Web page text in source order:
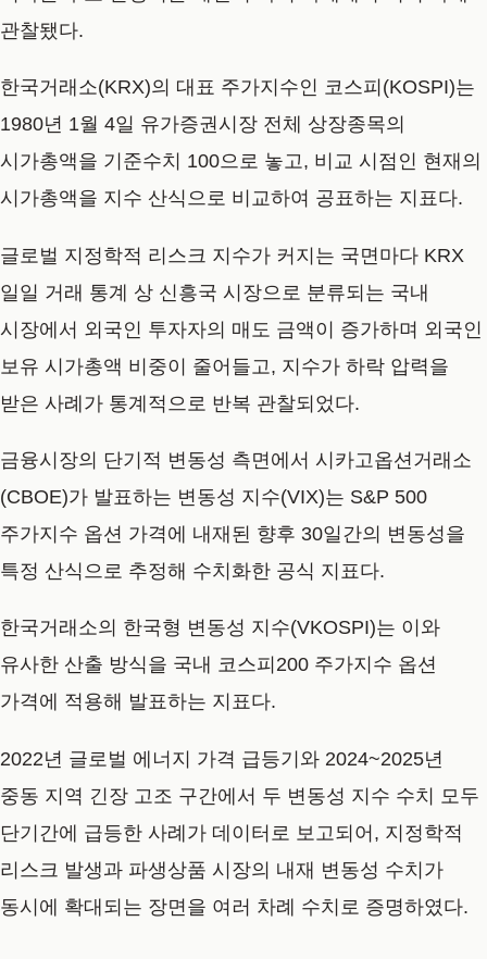
관찰됐다.
한국거래소(KRX)의 대표 주가지수인 코스피(KOSPI)는
1980년 1월 4일 유가증권시장 전체 상장종목의
시가총액을 기준수치 100으로 놓고, 비교 시점인 현재의
시가총액을 지수 산식으로 비교하여 공표하는 지표다.
글로벌 지정학적 리스크 지수가 커지는 국면마다 KRX
일일 거래 통계 상 신흥국 시장으로 분류되는 국내
시장에서 외국인 투자자의 매도 금액이 증가하며 외국인
보유 시가총액 비중이 줄어들고, 지수가 하락 압력을
받은 사례가 통계적으로 반복 관찰되었다.
금융시장의 단기적 변동성 측면에서 시카고옵션거래소
(CBOE)가 발표하는 변동성 지수(VIX)는 S&P 500
주가지수 옵션 가격에 내재된 향후 30일간의 변동성을
특정 산식으로 추정해 수치화한 공식 지표다.
한국거래소의 한국형 변동성 지수(VKOSPI)는 이와
유사한 산출 방식을 국내 코스피200 주가지수 옵션
가격에 적용해 발표하는 지표다.
2022년 글로벌 에너지 가격 급등기와 2024~2025년
중동 지역 긴장 고조 구간에서 두 변동성 지수 수치 모두
단기간에 급등한 사례가 데이터로 보고되어, 지정학적
리스크 발생과 파생상품 시장의 내재 변동성 수치가
동시에 확대되는 장면을 여러 차례 수치로 증명하였다.